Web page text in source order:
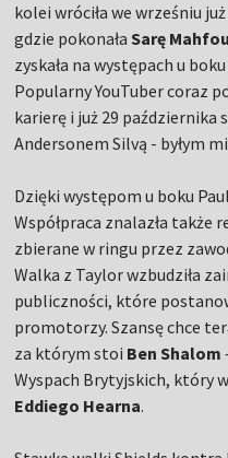
kolei wróciła we wrześniu
gdzie pokonałaSarę
zyskała na występach u boku
Popularny YouTuber coraz
karierę i już 29 października
Andersonem Silvą - byłym
Dzięki występom u boku
Współpraca znalazła także
zbierane w ringu przez
Walka z Taylor wzbudziła
publiczności, które
promotorzy. Szansę chce
za którym stoi Ben Shalom
Wyspach Brytyjskich, który
Eddiego Hearna.